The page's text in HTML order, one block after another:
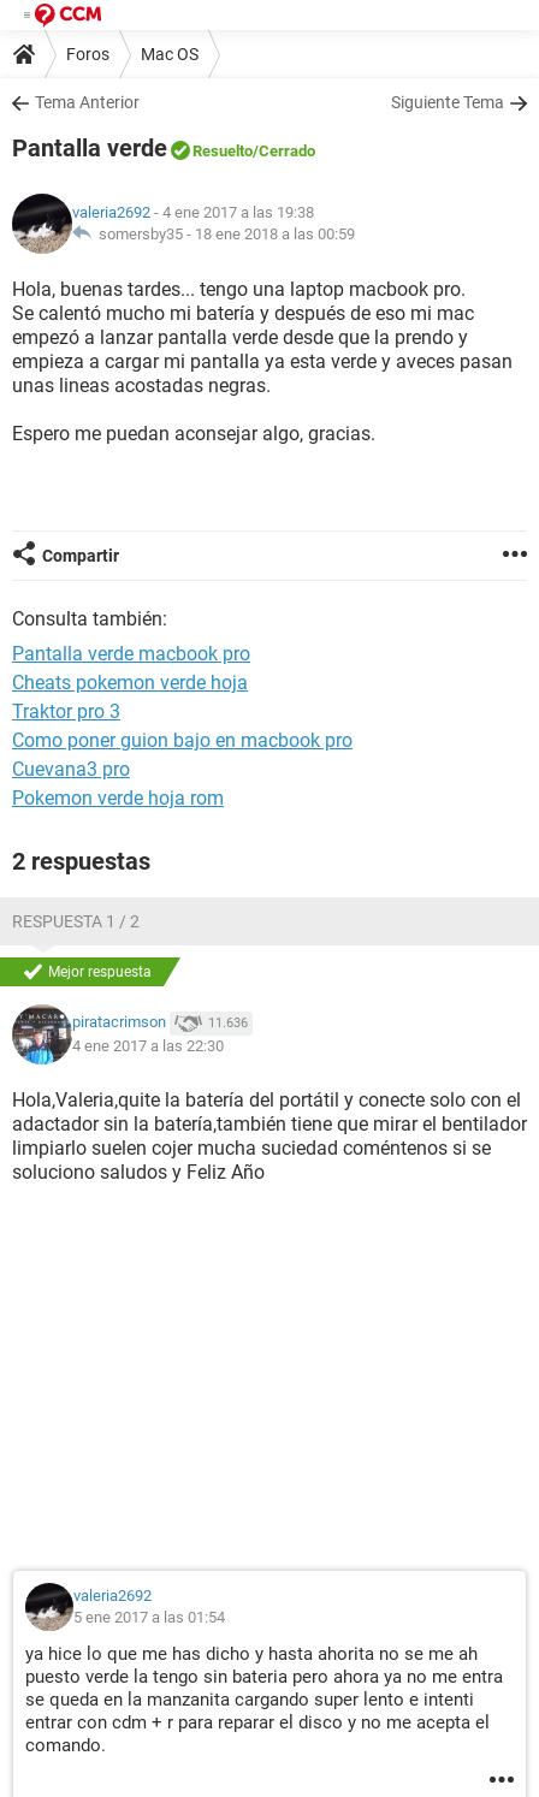
Foros Mac OS
Tema Anterior Siguiente Tema
Pantalla verde Resuelto/Cerrado
valeria2692 - 4 ene 2017 a las 19:38
somersby35 - 18 ene 2018 a las 00:59
Hola, buenas tardes... tengo una laptop macbook pro.
Se calentó mucho mi batería y después de eso mi mac
empezó a lanzar pantalla verde desde que la prendo y
empieza a cargar mi pantalla ya esta verde y aveces pasan
unas lineas acostadas negras.
Espero me puedan aconsejar algo, gracias.
Compartir
Consulta también:
Pantalla verde macbook pro
Cheats pokemon verde hoja
Traktor pro 3
Como poner guion bajo en macbook pro
Cuevana3 pro
Pokemon verde hoja rom
2 respuestas
RESPUESTA 1 / 2
Mejor respuesta
piratacrimson 11.636
4 ene 2017 a las 22:30
Hola,Valeria,quite la batería del portátil y conecte solo con el
adactador sin la batería,también tiene que mirar el bentilador
limpiarlo suelen cojer mucha suciedad coméntenos si se
soluciono saludos y Feliz Año
valeria2692
5 ene 2017 a las 01:54
ya hice lo que me has dicho y hasta ahorita no se me ah
puesto verde la tengo sin bateria pero ahora ya no me entra
se queda en la manzanita cargando super lento e intenti
entrar con cdm + r para reparar el disco y no me acepta el
comando.